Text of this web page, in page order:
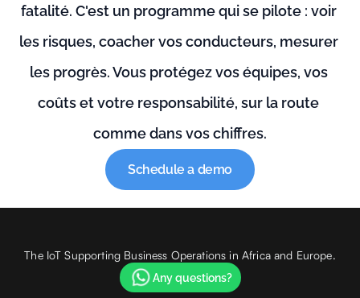
fatalité. C'est un programme qui se pilote : voir
les risques, coacher vos conducteurs, mesurer
les progrès. Vous protégez vos équipes, vos
coûts et votre responsabilité, sur la route
comme dans vos chiffres.
Schedule a demo
The IoT Supporting Business Operations in Africa and Europe.
Any questions?